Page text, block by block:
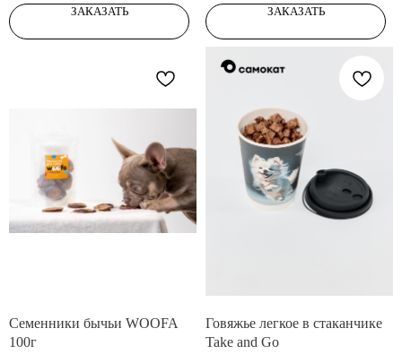
ЗАКАЗАТЬ ЗАКАЗАТЬ
Семенники бычьи WOOFA
100г
Говяжье легкое в стаканчике
Take and Go